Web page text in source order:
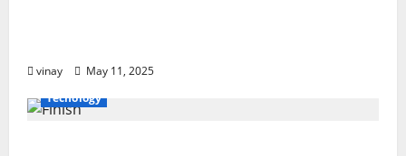
vinay
May 11, 2025
Tecnology